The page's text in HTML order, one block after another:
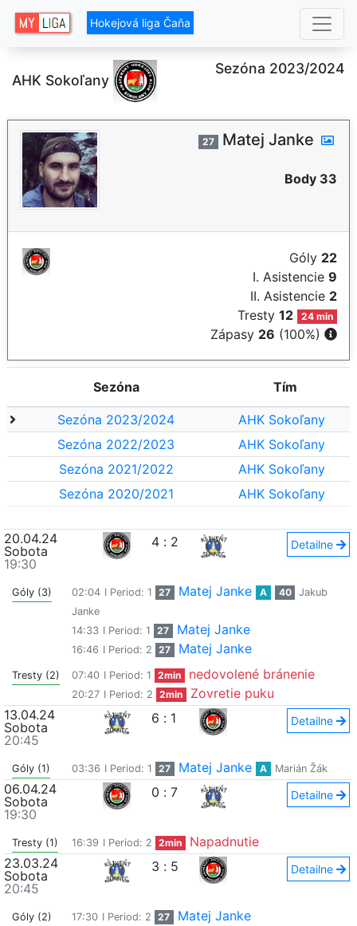
Hokejová liga Čaňa
AHK Sokoľany
Sezóna 2023/2024
27 Matej Janke
Body 33
Góly 22
I. Asistencie 9
II. Asistencie 2
Tresty12 24 min
Zápasy 26 (100%)
Sezóna Tím
Sezóna 2023/2024
AHK Sokoľany
Sezóna 2022/2023
AHK Sokoľany
Sezóna 2021/2022
AHK Sokoľany
Sezóna 2020/2021
AHK Sokoľany
20.04.24
Sobota
19:30
4 : 2 Detailne
Góly (3) 02:04 I Period: 1 27 Matej Janke A 40
Jakub
Janke
14:33 I Period: 1 27 Matej Janke
16:46 I Period: 2 27 Matej Janke
Tresty (2) 07:40 I Period: 1 2min nedovolené bránenie
20:27 I Period: 2 2min
Zovretie puku
13.04.24
Sobota
20:45
6 : 1 Detailne
Góly (1) 03:36 I Period: 1 27 Matej Janke A Marián Žák
06.04.24
Sobota
19:30
0 : 7 Detailne
Tresty (1) 16:39 I Period: 2 2min
Napadnutie
23.03.24
Sobota
20:45
3 : 5 Detailne
Góly (2) 17:30 I Period: 2 27 Matej Janke